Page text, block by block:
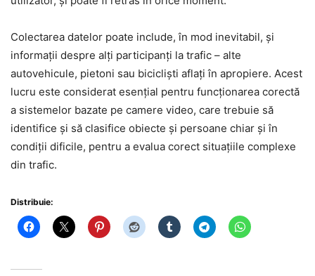
Colectarea datelor poate include, în mod inevitabil, și
informații despre alți participanți la trafic – alte
autovehicule, pietoni sau bicicliști aflați în apropiere. Acest
lucru este considerat esențial pentru funcționarea corectă
a sistemelor bazate pe camere video, care trebuie să
identifice și să clasifice obiecte și persoane chiar și în
condiții dificile, pentru a evalua corect situațiile complexe
din trafic.
Distribuie: